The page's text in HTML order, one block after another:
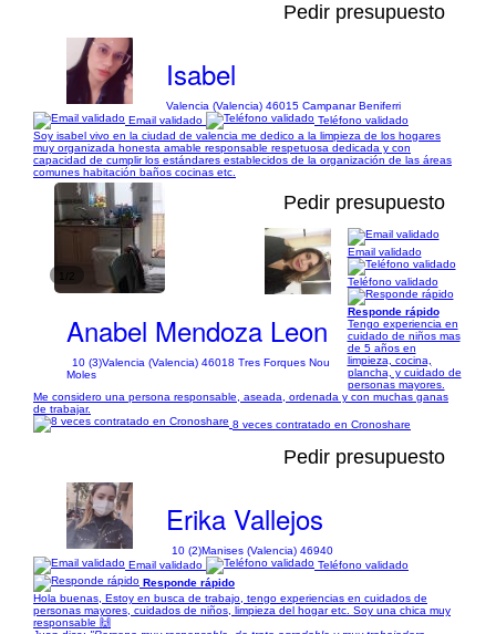
Pedir presupuesto
Isabel
Valencia (Valencia) 46015 Campanar Beniferri
Email validado
Teléfono validado
Soy isabel vivo en la ciudad de valencia me dedico a la limpieza de los hogares
muy organizada honesta amable responsable respetuosa dedicada y con
capacidad de cumplir los estándares establecidos de la organización de las áreas
comunes habitación baños cocinas etc.
1/2
Pedir presupuesto
Anabel Mendoza Leon
10 (3)Valencia (Valencia) 46018 Tres Forques Nou
Moles
Email validado
Teléfono validado
Responde rápido
Tengo experiencia en
cuidado de niños mas
de 5 años en
limpieza, cocina,
plancha, y cuidado de
personas mayores.
Me considero una persona responsable, aseada, ordenada y con muchas ganas
de trabajar.
8 veces contratado en Cronoshare
Pedir presupuesto
Erika Vallejos
10 (2)Manises (Valencia) 46940
Email validado
Teléfono validado
Responde rápido
Hola buenas, Estoy en busca de trabajo, tengo experiencias en cuidados de
personas mayores, cuidados de niños, limpieza del hogar etc. Soy una chica muy
responsable 🙌